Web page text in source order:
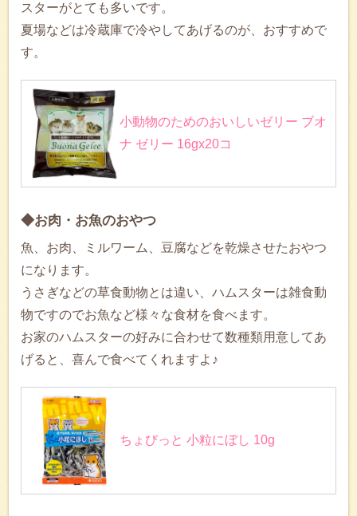
スターがとても多いです。
夏場などは冷蔵庫で冷やしてあげるのが、おすすめで
す。
小動物のためのおいしいゼリー ブオ
ナ ゼリー 16gx20コ
◆お肉・お魚のおやつ
魚、お肉、ミルワーム、豆腐などを乾燥させたおやつ
になります。
うさぎなどの草食動物とは違い、ハムスターは雑食動
物ですのでお魚など様々な食材を食べます。
お家のハムスターの好みに合わせて数種類用意してあ
げると、喜んで食べてくれますよ♪
ちょびっと 小粒にぼし 10g